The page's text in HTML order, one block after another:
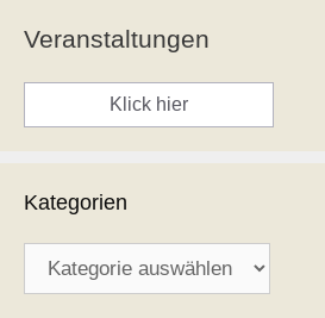
Veranstaltungen
Klick hier
Kategorien